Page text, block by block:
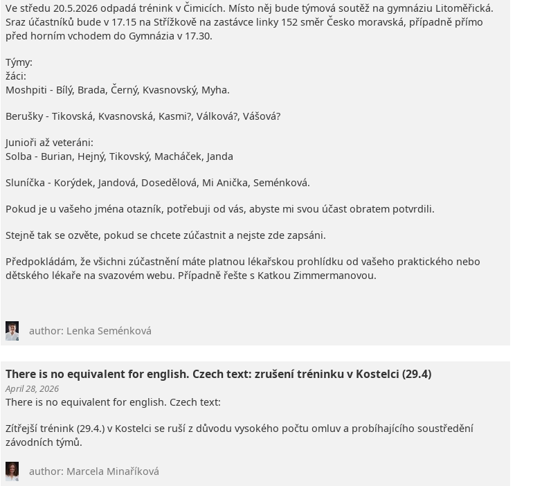
Ve středu 20.5.2026 odpadá trénink v Čimicích. Místo něj bude týmová soutěž na gymnáziu Litoměřická.
Sraz účastníků bude v 17.15 na Střížkově na zastávce linky 152 směr Česko moravská, případně přímo
před horním vchodem do Gymnázia v 17.30.
Týmy:
žáci:
Moshpiti - Bílý, Brada, Černý, Kvasnovský, Myha.
Berušky - Tikovská, Kvasnovská, Kasmi?, Válková?, Vášová?
Junioři až veteráni:
Solba - Burian, Hejný, Tikovský, Macháček, Janda
Sluníčka - Korýdek, Jandová, Dosedělová, Mi Anička, Seménková.
Pokud je u vašeho jména otazník, potřebuji od vás, abyste mi svou účast obratem potvrdili.
Stejně tak se ozvěte, pokud se chcete zúčastnit a nejste zde zapsáni.
Předpokládám, že všichni zúčastnění máte platnou lékařskou prohlídku od vašeho praktického nebo
dětského lékaře na svazovém webu. Případně řešte s Katkou Zimmermanovou.
author: Lenka Seménková
There is no equivalent for english. Czech text: zrušení tréninku v Kostelci (29.4)
April 28, 2026
There is no equivalent for english. Czech text:
Zítřejší trénink (29.4.) v Kostelci se ruší z důvodu vysokého počtu omluv a probíhajícího soustředění
závodních týmů.
author: Marcela Minaříková